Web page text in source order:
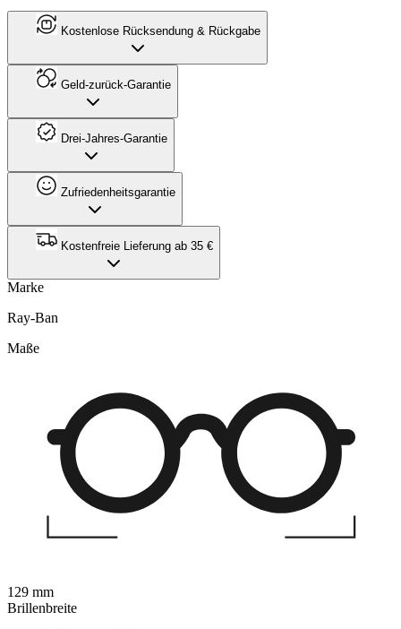
Kostenlose Rücksendung & Rückgabe
Geld-zurück-Garantie
Drei-Jahres-Garantie
Zufriedenheitsgarantie
Kostenfreie Lieferung ab 35 €
Marke
Ray-Ban
Maße
129 mm
Brillenbreite